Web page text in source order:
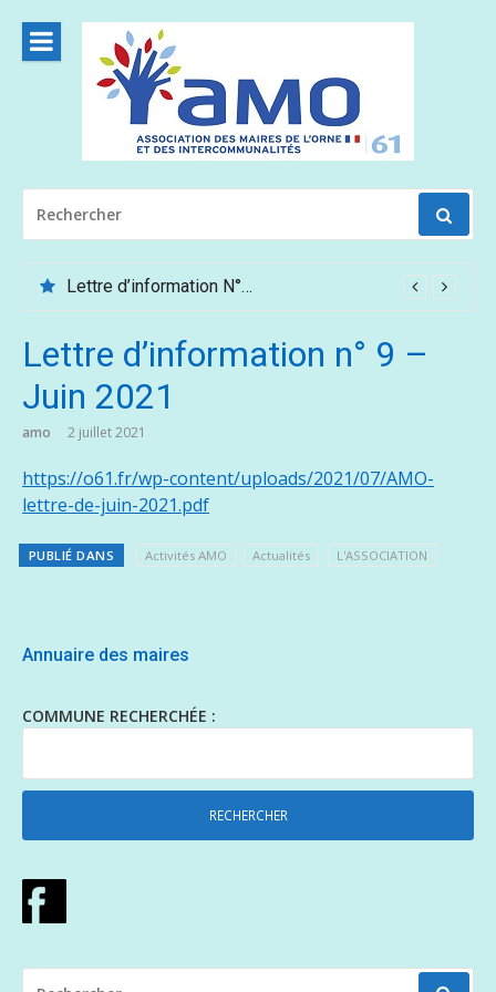
contenu
POUR
:
Lettre d’information N°62 – Mai /Juin 2026
Lettre d’information n° 9 –
Juin 2021
amo 2 juillet 2021
https://o61.fr/wp-content/uploads/2021/07/AMO-
lettre-de-juin-2021.pdf
PUBLIÉ DANS Activités AMO Actualités L'ASSOCIATION
Annuaire des maires
COMMUNE RECHERCHÉE :